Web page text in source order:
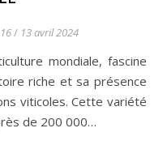
/ 13 avril 2024
riche et sa présence
viticoles. Cette variété
de 200 000…